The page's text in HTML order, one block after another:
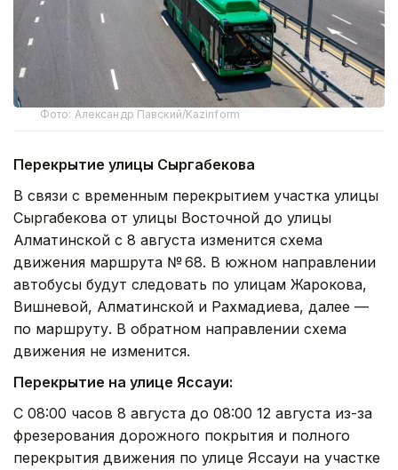
Фото: Александр Павский/Kazinform
Перекрытие улицы Сыргабекова
В связи с временным перекрытием участка улицы
Сыргабекова от улицы Восточной до улицы
Алматинской с 8 августа изменится схема
движения маршрута № 68. В южном направлении
автобусы будут следовать по улицам Жарокова,
Вишневой, Алматинской и Рахмадиева, далее —
по маршруту. В обратном направлении схема
движения не изменится.
Перекрытие на улице Яссауи:
С 08:00 часов 8 августа до 08:00 12 августа из-за
фрезерования дорожного покрытия и полного
перекрытия движения по улице Яссауи на участке